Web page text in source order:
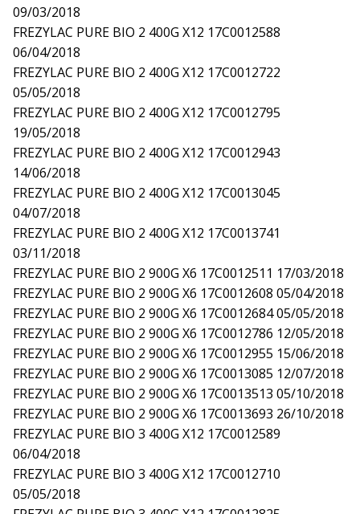
09/03/2018
FREZYLAC PURE BIO 2 400G X12 17C0012588
06/04/2018
FREZYLAC PURE BIO 2 400G X12 17C0012722
05/05/2018
FREZYLAC PURE BIO 2 400G X12 17C0012795
19/05/2018
FREZYLAC PURE BIO 2 400G X12 17C0012943
14/06/2018
FREZYLAC PURE BIO 2 400G X12 17C0013045
04/07/2018
FREZYLAC PURE BIO 2 400G X12 17C0013741
03/11/2018
FREZYLAC PURE BIO 2 900G X6 17C0012511 17/03/2018
FREZYLAC PURE BIO 2 900G X6 17C0012608 05/04/2018
FREZYLAC PURE BIO 2 900G X6 17C0012684 05/05/2018
FREZYLAC PURE BIO 2 900G X6 17C0012786 12/05/2018
FREZYLAC PURE BIO 2 900G X6 17C0012955 15/06/2018
FREZYLAC PURE BIO 2 900G X6 17C0013085 12/07/2018
FREZYLAC PURE BIO 2 900G X6 17C0013513 05/10/2018
FREZYLAC PURE BIO 2 900G X6 17C0013693 26/10/2018
FREZYLAC PURE BIO 3 400G X12 17C0012589
06/04/2018
FREZYLAC PURE BIO 3 400G X12 17C0012710
05/05/2018